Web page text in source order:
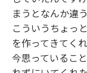
まうとなんか違
こういうちょっ
を作ってきてく
今思っているこ